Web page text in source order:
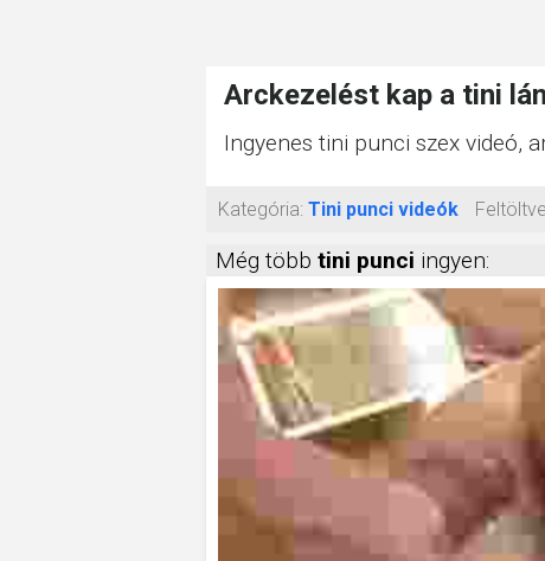
Arckezelést kap a tini
Ingyenes tini punci szex videó,
Kategória: Tini punci videók
Még több tini punci ingyen: